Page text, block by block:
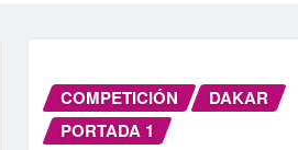
COMPETICIÓN
DAKAR
PORTADA 1